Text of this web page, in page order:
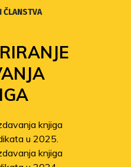
iz Fonda
članovima
potresom
članovima